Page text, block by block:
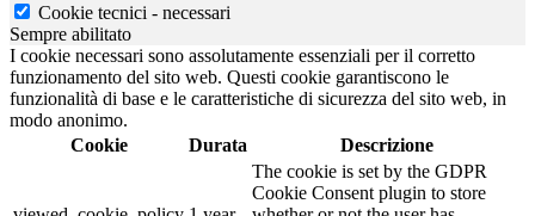
Cookie tecnici - necessari
Sempre abilitato
I cookie necessari sono assolutamente essenziali per il corretto
funzionamento del sito web. Questi cookie garantiscono le
funzionalità di base e le caratteristiche di sicurezza del sito web, in
modo anonimo.
Cookie
Durata Descrizione
The cookie is set by the GDPR
Cookie Consent plugin to store